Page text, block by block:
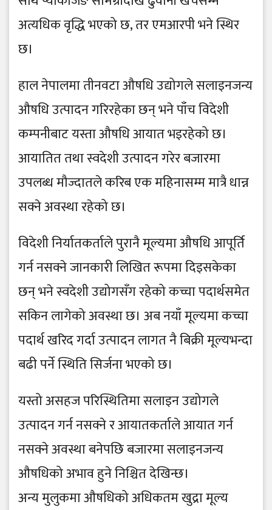
अत्यधिक वृद्धि भएको छ, तर एमआरपी भने स्थिर
छ।
हाल नेपालमा तीनवटा औषधि उद्योगले सलाइनजन्य
औषधि उत्पादन गरिरहेका छन् भने पाँच विदेशी
कम्पनीबाट यस्ता औषधि आयात भइरहेको छ।
आयातित तथा स्वदेशी उत्पादन गरेर बजारमा
उपलब्ध मौज्दातले करिब एक महिनासम्म मात्रै धान्न
सक्ने अवस्था रहेको छ।
विदेशी निर्यातकर्ताले पुरानै मूल्यमा औषधि आपूर्ति
गर्न नसक्ने जानकारी लिखित रूपमा दिइसकेका
छन् भने स्वदेशी उद्योगसँग रहेको कच्चा पदार्थसमेत
सकिन लागेको अवस्था छ। अब नयाँ मूल्यमा कच्चा
पदार्थ खरिद गर्दा उत्पादन लागत नै बिक्री मूल्यभन्दा
बढी पर्ने स्थिति सिर्जना भएको छ।
यस्तो असहज परिस्थितिमा सलाइन उद्योगले
उत्पादन गर्न नसक्ने र आयातकर्ताले आयात गर्न
नसक्ने अवस्था बनेपछि बजारमा सलाइनजन्य
औषधिको अभाव हुने निश्चित देखिन्छ।
अन्य मुलुकमा औषधिको अधिकतम खुद्रा मूल्य